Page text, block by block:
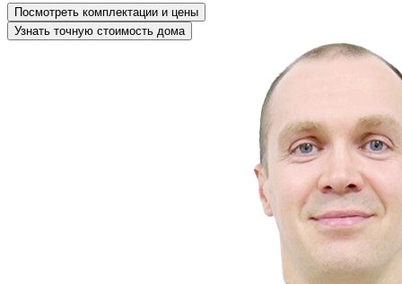
Посмотреть комплектации и цены
Узнать точную стоимость дома